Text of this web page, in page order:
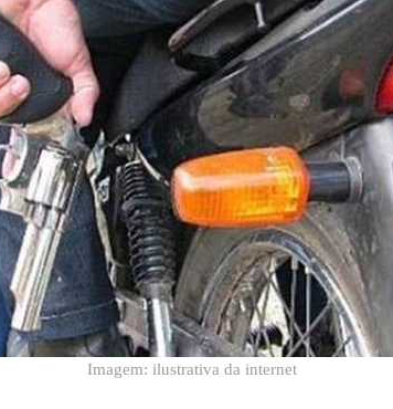
Imagem: ilustrativa da internet